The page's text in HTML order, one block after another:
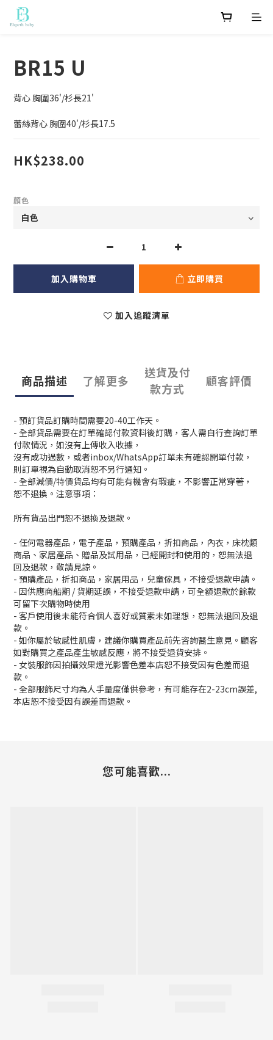
BR15 U
背心 胸圍36'/杉長21'
蕾絲背心 胸圍40'/杉長17.5
HK$238.00
顏色
加入購物車 立即購買
加入追蹤清單
商品描述 了解更多
送貨及付
款方式
顧客評價
- 預訂貨品訂購時間需要20-40工作天。
- 全部貨品需要在訂單確認付款資料後訂購，客人需自行查詢訂單
付款情況，如沒有上傳收入收據，
沒有成功過數，或者inbox/WhatsApp訂單未有確認開單付款，
則訂單視為自動取消恕不另行通知。
- 全部減價/特價貨品均有可能有機會有瑕疵，不影響正常穿著，
恕不退換。注意事項：
所有貨品出門恕不退換及退款。
- 任何電器產品，電子產品，預購產品，折扣商品，內衣，床枕類
商品、家居產品、贈品及試用品，已經開封和使用的，恕無法退
回及退款，敬請見諒。
- 預購產品，折扣商品，家居用品，兒童傢具，不接受退款申請。
- 因供應商船期 / 貨期延誤，不接受退款申請，可全額退款於餘款
可留下次購物時使用
- 客戶使用後未能符合個人喜好或質素未如理想，恕無法退回及退
款。
- 如你屬於敏感性肌膚，建議你購買產品前先咨詢醫生意見。顧客
如對購買之產品產生敏感反應，將不接受退貨安排。
- 女裝服飾因拍攝效果燈光影響色差本店恕不接受因有色差而退
款。
- 全部服飾尺寸均為人手量度僅供參考，有可能存在2-23cm誤差,
本店恕不接受因有誤差而退款。
您可能喜歡...